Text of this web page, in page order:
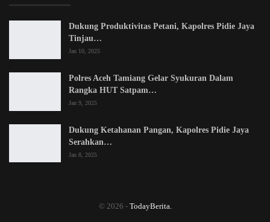
Dukung Produktivitas Petani, Kapolres Pidie Jaya
Tinjau…
Jan 10, 2025
Polres Aceh Tamiang Gelar Syukuran Dalam
Rangka HUT Satpam…
Jan 9, 2025
Dukung Ketahanan Pangan, Kapolres Pidie Jaya
Serahkan…
Jan 8, 2025
© 2026 - TodayBerita.